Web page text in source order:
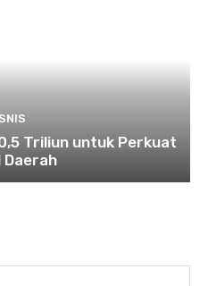
Triliun untuk Perkuat
Daerah